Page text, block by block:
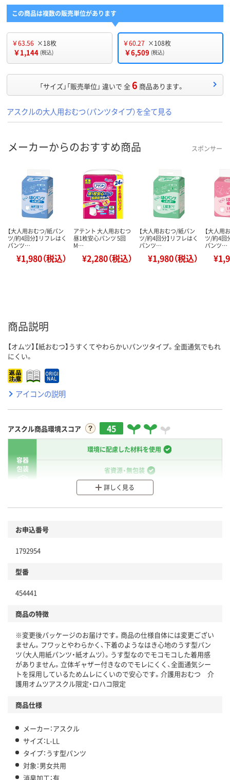
この商品は複数の販売単位があります
￥63.56 ×18枚
￥1,144 (税込)
￥60.27 ×108枚
￥6,509 (税込)
「サイズ」「販売単位」 違いで 全6 商品あります。
アスクルの大人用おむつ（パンツタイプ）を全て見る
メーカーからのおすすめ商品 スポンサー
【大人用おむつ/紙パン
ツ/約4回分】リフレはく
パンツ…
¥1,980（税込）
アテント 大人用おむつ
昼1枚安心パンツ 5回
M…
¥2,280（税込）
【大人用おむつ/紙パン
ツ/約4回分】リフレはく
パンツ…
¥1,980（税込）
【大人用
ツ/約4回
パンツ…
商品説明
【オムツ】【紙おむつ】うすくてやわらかいパンツタイプ。全面通気でもれ
にくい。
アイコンの説明
アスクル商品環境スコア 45
容器
包装
環境に配慮した材料を使用
省資源・無包装
分別・リサイクルしやすい設計
商品
仕組
この商品の環境配慮ポイントです。下記商品詳細「
アスクル商品環境スコア詳細／加点項目
」で確認できます。
詳しく見る
お申込番号
1792954
型番
454441
商品の特徴
※変更後パッケージのお届けです。商品の仕様自体には変更ござい
ません。フワッとやわらかく、下着のようなはき心地のうす型パン
ツ（大人用紙パンツ・紙オムツ）。うす型なのでモコモコした着用感
がありません。立体ギャザー付きなのでモレにくく、全面通気シー
トを採用しているためムレにくいので安心です。介護用おむつ 介
護用オムツアスクル限定・ロハコ限定
商品仕様
メーカー：アスクル
サイズ：L-LL
タイプ：うす型パンツ
対象：男女共用
消臭加工：有